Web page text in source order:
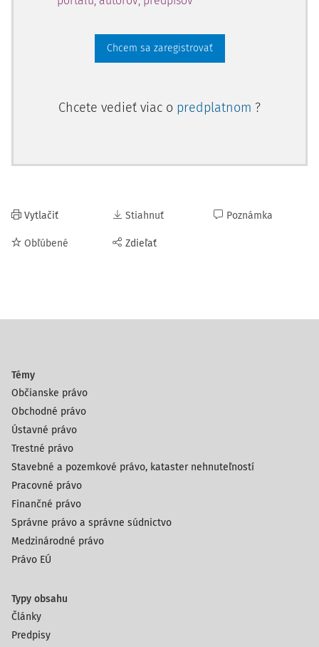
Chcem sa zaregistrovať
Chcete vedieť viac o predplatnom ?
Vytlačiť
Obľúbené
Stiahnuť
Zdieľať
Poznámka
Témy
Občianske právo
Obchodné právo
Ústavné právo
Trestné právo
Stavebné a pozemkové právo, kataster nehnuteľností
Pracovné právo
Finančné právo
Správne právo a správne súdnictvo
Medzinárodné právo
Právo EÚ
Typy obsahu
Články
Predpisy